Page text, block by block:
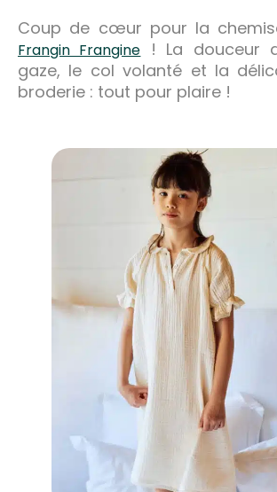
Coup de cœur pour la
Frangin Frangine ! La douceur
gaze, le col volanté et la
broderie : tout pour plaire !